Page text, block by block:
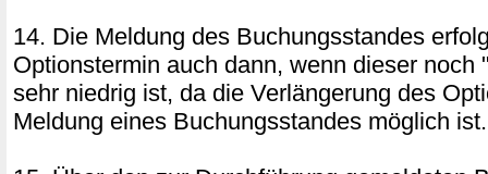
14. Die Meldung des Buchungsstandes
Optionstermin auch dann, wenn dieser noch
sehr niedrig ist, da die Verlängerung des
Meldung eines Buchungsstandes möglich ist.